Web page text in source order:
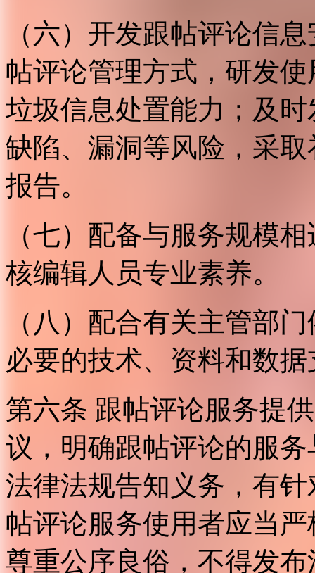
（六）开发跟帖评论信
帖评论管理方式，研发
垃圾信息处置能力；及
缺陷、漏洞等风险，采
报告。
（七）配备与服务规模
核编辑人员专业素养。
（八）配合有关主管部
必要的技术、资料和数
第六条 跟帖评论服务提
议，明确跟帖评论的服
法律法规告知义务，有
帖评论服务使用者应当
尊重公序良俗，不得发